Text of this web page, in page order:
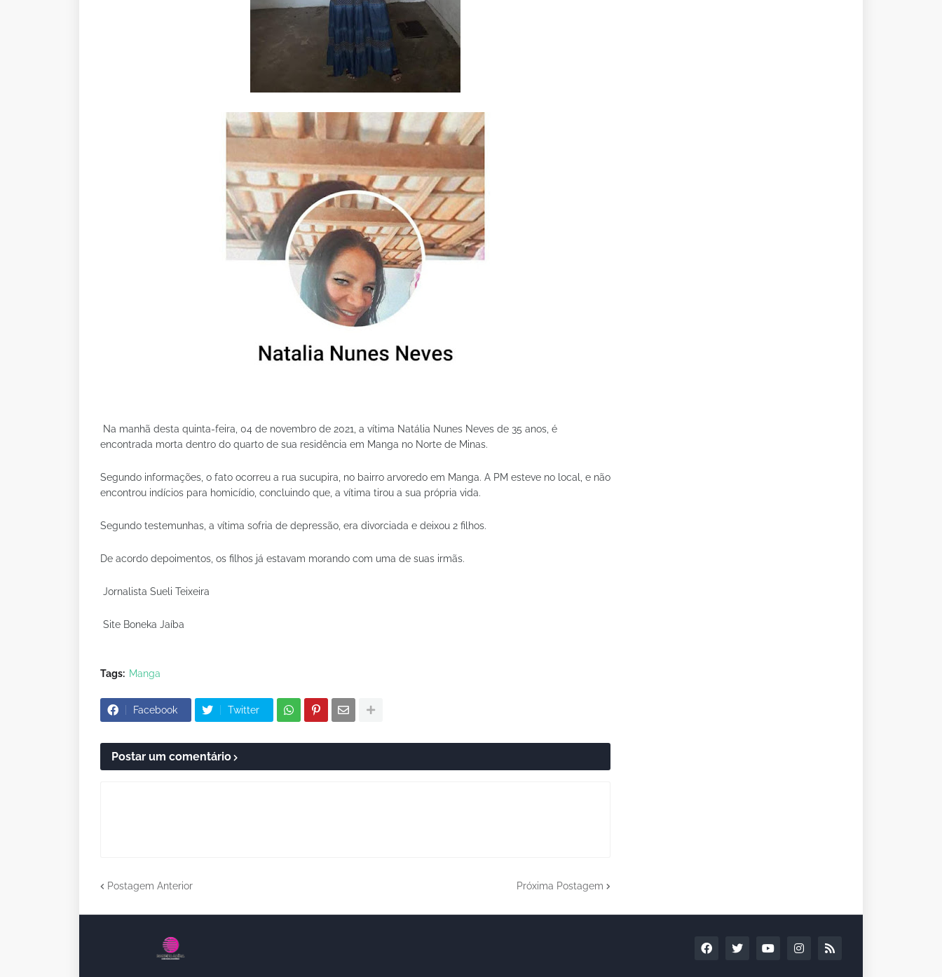
Na manhã desta quinta-feira, 04 de novembro de 2021, a vítima Natália Nunes Neves de 35 anos, é
encontrada morta dentro do quarto de sua residência em Manga no Norte de Minas.
Segundo informações, o fato ocorreu a rua sucupira, no bairro arvoredo em Manga. A PM esteve no local, e não
encontrou indícios para homicídio, concluindo que, a vítima tirou a sua própria vida.
Segundo testemunhas, a vítima sofria de depressão, era divorciada e deixou 2 filhos.
De acordo depoimentos, os filhos já estavam morando com uma de suas irmãs.
Jornalista Sueli Teixeira
Site Boneka Jaíba
Tags: Manga
Facebook Twitter
Postar um comentário
Postagem Anterior Próxima Postagem